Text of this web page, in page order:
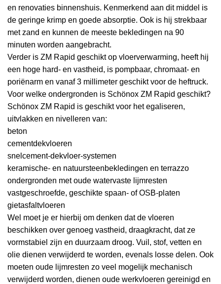
en renovaties binnenshuis. Kenmerkend aan dit middel is
de geringe krimp en goede absorptie. Ook is hij strekbaar
met zand en kunnen de meeste bekledingen na 90
minuten worden aangebracht.
Verder is ZM Rapid geschikt op vloerverwarming, heeft hij
een hoge hard- en vastheid, is pompbaar, chromaat- en
poriënarm en vanaf 3 millimeter geschikt voor de heftruck.
Voor welke ondergronden is Schönox ZM Rapid geschikt?
Schönox ZM Rapid is geschikt voor het egaliseren,
uitvlakken en nivelleren van:
beton
cementdekvloeren
snelcement-dekvloer-systemen
keramische- en natuursteenbekledingen en terrazzo
ondergronden met oude watervaste lijmresten
vastgeschroefde, geschikte spaan- of OSB-platen
gietasfaltvloeren
Wel moet je er hierbij om denken dat de vloeren
beschikken over genoeg vastheid, draagkracht, dat ze
vormstabiel zijn en duurzaam droog. Vuil, stof, vetten en
olie dienen verwijderd te worden, evenals losse delen. Ook
moeten oude lijmresten zo veel mogelijk mechanisch
verwijderd worden, dienen oude werkvloeren gereinigd en